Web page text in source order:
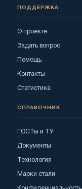
ПОДДЕРЖКА
О проекте
Задать вопрос
Помощь
Контакты
Статистика
СПРАВОЧНИК
ГОСТы и ТУ
Документы
Технология
Марки стали